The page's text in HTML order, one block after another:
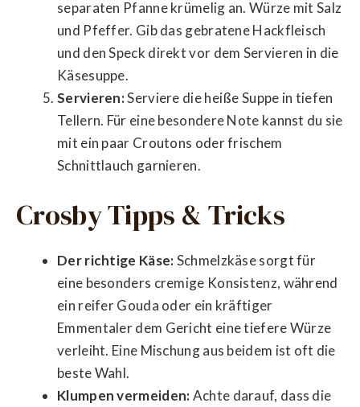
separaten Pfanne krümelig an. Würze mit Salz
und Pfeffer. Gib das gebratene Hackfleisch
und den Speck direkt vor dem Servieren in die
Käsesuppe.
Servieren:Serviere die heiße Suppe in tiefen
Tellern. Für eine besondere Note kannst du sie
mit ein paar Croutons oder frischem
Schnittlauch garnieren.
Crosby Tipps & Tricks
Der richtige Käse:Schmelzkäse sorgt für
eine besonders cremige Konsistenz, während
ein reifer Gouda oder ein kräftiger
Emmentaler dem Gericht eine tiefere Würze
verleiht. Eine Mischung aus beidem ist oft die
beste Wahl.
Klumpen vermeiden:Achte darauf, dass die